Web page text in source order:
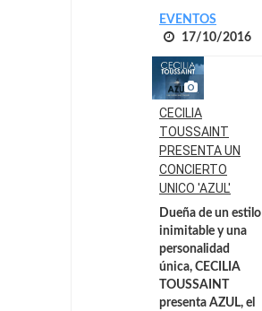
EVENTOS
17/10/2016
CECILIA
TOUSSAINT
PRESENTA UN
CONCIERTO
UNICO 'AZUL'
Dueña de un estilo
inimitable y una
personalidad
única, CECILIA
TOUSSAINT
presenta AZUL, el